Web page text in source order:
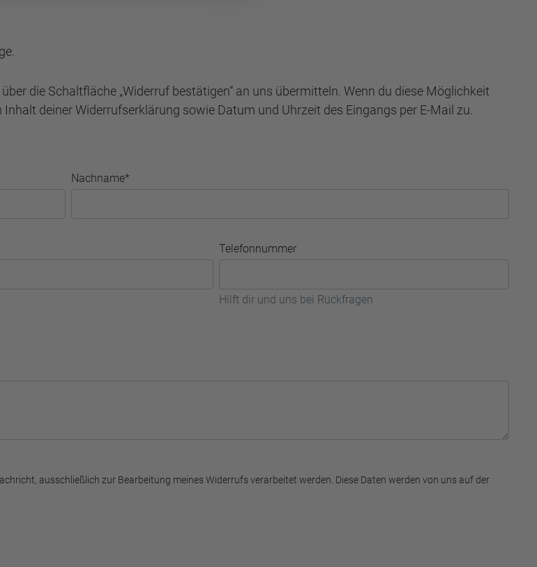
die Schaltfläche „Widerruf bestätigen“ an uns übermitteln. Wenn du diese Möglichkeit
deiner Widerrufserklärung sowie Datum und Uhrzeit des Eingangs per E-Mail zu.
Nachname*
Telefonnummer
Hilft dir und uns bei Rückfragen
ausschließlich zur Bearbeitung meines Widerrufs verarbeitet werden. Diese Daten werden von uns auf der